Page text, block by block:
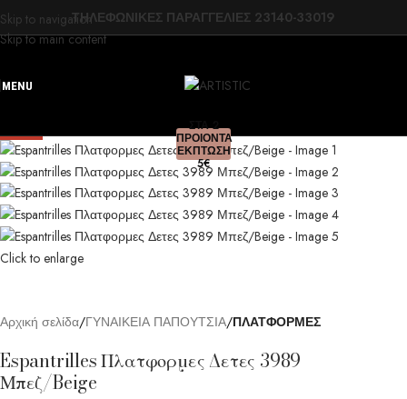
Skip to navigation
Skip to main content
ΤΗΛΕΦΩΝΙΚΕΣ ΠΑΡΑΓΓΕΛΙΕΣ 23140-33019
MENU
ΣΤΑ 2
ΠΡΟΙΟΝΤΑ
ΕΚΠΤΩΣΗ
5€
Click to enlarge
Αρχική σελίδα ΓΥΝΑΙΚΕΙΑ ΠΑΠΟΥΤΣΙΑ ΠΛΑΤΦΟΡΜΕΣ
Espantrilles Πλατφορμες Δετες 3989
Μπεζ/Beige